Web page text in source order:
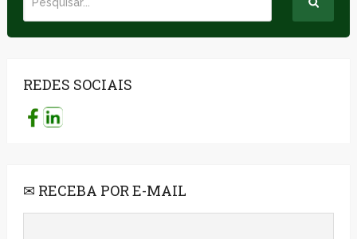
REDES SOCIAIS
✉ RECEBA POR E-MAIL